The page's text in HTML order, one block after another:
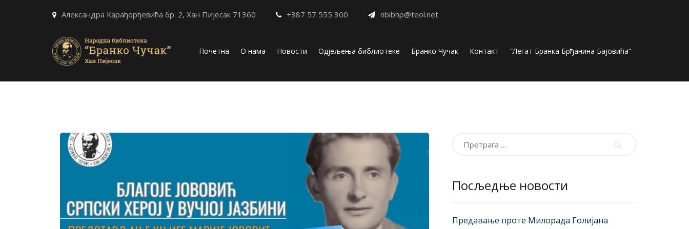
Александра Карађорђевића бр. 2, Хан Пијесак 71360 +387 57 555 300 nbibhp@teol.net
Почетна О нама Новости Одјељења библиотеке Бранко Чучак Контакт “Легат Бранка Брђанина Бајовића”
Посљедње новости
Предавање проте Милорада Голијана